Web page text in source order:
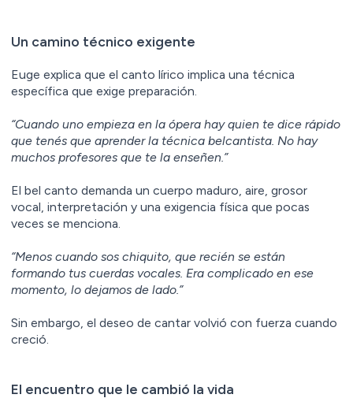
Un camino técnico exigente
Euge explica que el canto lírico implica una técnica
específica que exige preparación.
“Cuando uno empieza en la ópera hay quien te dice rápido
que tenés que aprender la técnica belcantista. No hay
muchos profesores que te la enseñen.”
El bel canto demanda un cuerpo maduro, aire, grosor
vocal, interpretación y una exigencia física que pocas
veces se menciona.
“Menos cuando sos chiquito, que recién se están
formando tus cuerdas vocales. Era complicado en ese
momento, lo dejamos de lado.”
Sin embargo, el deseo de cantar volvió con fuerza cuando
creció.
El encuentro que le cambió la vida